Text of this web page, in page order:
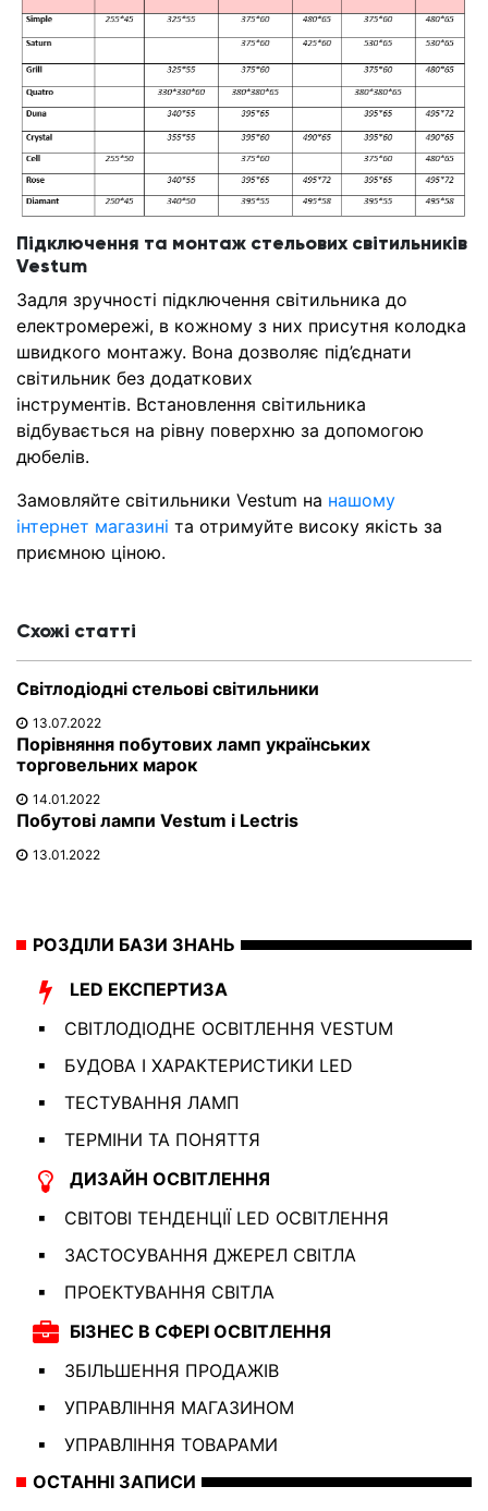
Підключення та монтаж стельових світильників
Vestum
Задля зручності підключення світильника до
електромережі, в кожному з них присутня колодка
швидкого монтажу. Вона дозволяє під’єднати
світильник без додаткових
інструментів. Встановлення світильника
відбувається на рівну поверхню за допомогою
дюбелів.
Замовляйте світильники Vestum на нашому
інтернет магазині та отримуйте високу якість за
приємною ціною.
Схожі статті
Світлодіодні стельові світильники
13.07.2022
Порівняння побутових ламп українських
торговельних марок
14.01.2022
Побутові лампи Vestum і Lectris
13.01.2022
РОЗДІЛИ БАЗИ ЗНАНЬ
LED ЕКСПЕРТИЗА
СВІТЛОДІОДНЕ ОСВІТЛЕННЯ VESTUM
БУДОВА І ХАРАКТЕРИСТИКИ LED
ТЕСТУВАННЯ ЛАМП
ТЕРМІНИ ТА ПОНЯТТЯ
ДИЗАЙН ОСВІТЛЕННЯ
СВІТОВІ ТЕНДЕНЦІЇ LED ОСВІТЛЕННЯ
ЗАСТОСУВАННЯ ДЖЕРЕЛ СВІТЛА
ПРОЕКТУВАННЯ СВІТЛА
БІЗНЕС В СФЕРІ ОСВІТЛЕННЯ
ЗБІЛЬШЕННЯ ПРОДАЖІВ
УПРАВЛІННЯ МАГАЗИНОМ
УПРАВЛІННЯ ТОВАРАМИ
ОСТАННІ ЗАПИСИ